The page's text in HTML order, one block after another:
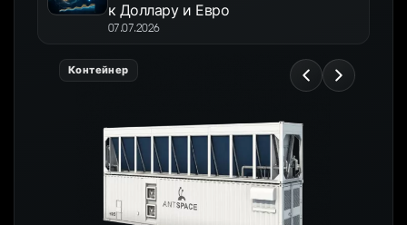
к Доллару и Евро
07.07.2026
Контейнер